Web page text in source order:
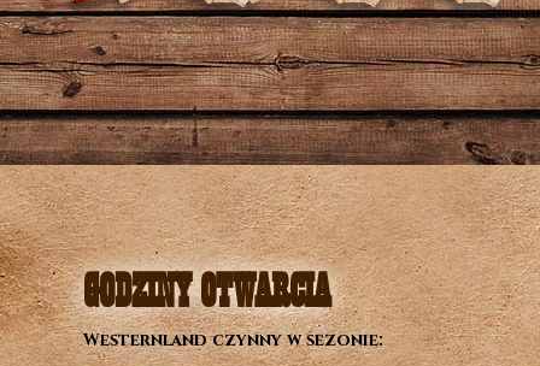
GODZINY OTWARCIA
Westernland czynny w sezonie: